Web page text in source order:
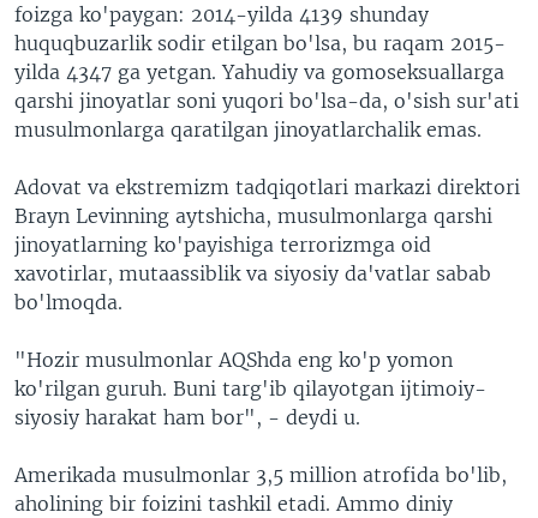
foizga ko'paygan: 2014-yilda 4139 shunday
huquqbuzarlik sodir etilgan bo'lsa, bu raqam 2015-
yilda 4347 ga yetgan. Yahudiy va gomoseksuallarga
qarshi jinoyatlar soni yuqori bo'lsa-da, o'sish sur'ati
musulmonlarga qaratilgan jinoyatlarchalik emas.
Adovat va ekstremizm tadqiqotlari markazi direktori
Brayn Levinning aytshicha, musulmonlarga qarshi
jinoyatlarning ko'payishiga terrorizmga oid
xavotirlar, mutaassiblik va siyosiy da'vatlar sabab
bo'lmoqda.
"Hozir musulmonlar AQShda eng ko'p yomon
ko'rilgan guruh. Buni targ'ib qilayotgan ijtimoiy-
siyosiy harakat ham bor", - deydi u.
Amerikada musulmonlar 3,5 million atrofida bo'lib,
aholining bir foizini tashkil etadi. Ammo diniy